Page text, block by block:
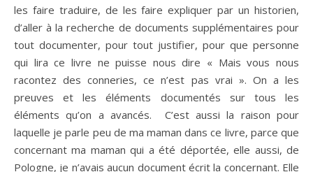
les faire traduire, de les faire expliquer par un historien,
d’aller à la recherche de documents supplémentaires pour
tout documenter, pour tout justifier, pour que personne
qui lira ce livre ne puisse nous dire « Mais vous nous
racontez des conneries, ce n’est pas vrai ». On a les
preuves et les éléments documentés sur tous les
éléments qu’on a avancés. C’est aussi la raison pour
laquelle je parle peu de ma maman dans ce livre, parce que
concernant ma maman qui a été déportée, elle aussi, de
Pologne, je n’avais aucun document écrit la concernant. Elle